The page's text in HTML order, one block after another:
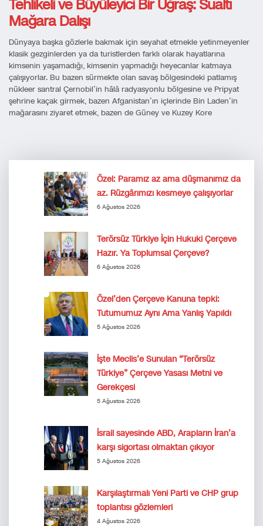
Tehlikeli ve Büyüleyici Bir Uğraş: Sualtı
Mağara Dalışı
Dünyaya başka gözlerle bakmak için seyahat etmekle yetinmeyenler
klasik gezginlerden ya da turistlerden farklı olarak hayatlarına
kimsenin yaşamadığı, kimsenin yapmadığı heyecanlar katmaya
çalışıyorlar. Bu bazen sürmekte olan savaş bölgesindeki patlamış
nükleer santral Çernobil’in hâlâ radyasyonlu bölgesine ve Pripyat
şehrine kaçak girmek, bazen Afganistan’ın içlerinde Bin Laden’in
mağarasını ziyaret etmek, bazen de Güney ve Kuzey Kore
Özel: Paramız az ama düşmanımız da
az. Rüzgârımızı kesmeye çalışıyorlar
6 Ağustos 2026
Terörsüz Türkiye İçin Hukuki Çerçeve
Hazır. Ya Toplumsal Çerçeve?
6 Ağustos 2026
Özel’den Çerçeve Kanuna tepki:
Tutumumuz Aynı Ama Yanlış Yapıldı
5 Ağustos 2026
İşte Meclis’e Sunulan “Terörsüz
Türkiye” Çerçeve Yasası Metni ve
Gerekçesi
5 Ağustos 2026
İsrail sayesinde ABD, Arapların İran’a
karşı sigortası olmaktan çıkıyor
5 Ağustos 2026
Karşılaştırmalı Yeni Parti ve CHP grup
toplantısı gözlemleri
4 Ağustos 2026